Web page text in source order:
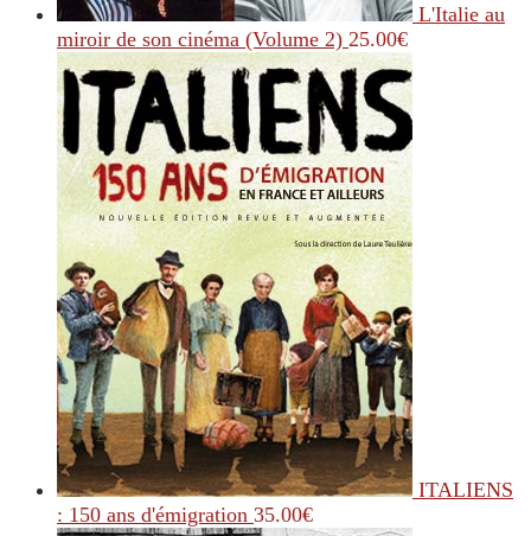
L'Italie au
miroir de son cinéma (Volume 2) 25.00€
ITALIENS
: 150 ans d'émigration 35.00€